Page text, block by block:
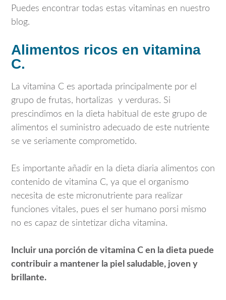
Puedes encontrar todas estas vitaminas en nuestro
blog.
Alimentos ricos en vitamina
C.
La vitamina C es aportada principalmente por el
grupo de frutas, hortalizas y verduras. Si
prescindimos en la dieta habitual de este grupo de
alimentos el suministro adecuado de este nutriente
se ve seriamente comprometido.
Es importante añadir en la dieta diaria alimentos con
contenido de vitamina C, ya que el organismo
necesita de este micronutriente para realizar
funciones vitales, pues el ser humano porsi mismo
no es capaz de sintetizar dicha vitamina.
Incluir una porción de vitamina C en la dieta puede
contribuir a mantener la piel saludable, joven y
brillante.